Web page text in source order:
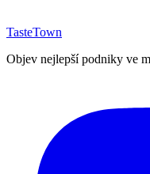
TasteTown
Objev nejlepší podniky ve